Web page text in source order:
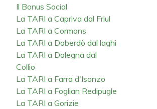
Il Bonus Social
La TARI a Capriva dal Friul
La TARI a Cormons
La TARI a Doberdò dal laghi
La TARI a Dolegna dal
Collio
La TARI a Farra d'Isonzo
La TARI a Foglian Redipugle
La TARI a Gorizie